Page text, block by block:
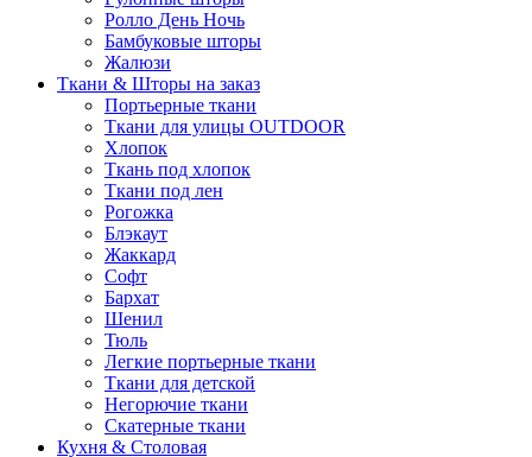
Ролло День Ночь
Бамбуковые шторы
Жалюзи
Ткани & Шторы на заказ
Портьерные ткани
Ткани для улицы OUTDOOR
Хлопок
Ткань под хлопок
Ткани под лен
Рогожка
Блэкаут
Жаккард
Софт
Бархат
Шенил
Тюль
Легкие портьерные ткани
Ткани для детской
Негорючие ткани
Скатерные ткани
Кухня & Столовая